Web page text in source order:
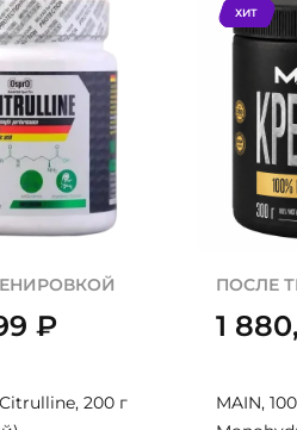
₽
200 г
ХИТ
ПОСЛЕ
1
MAIN,